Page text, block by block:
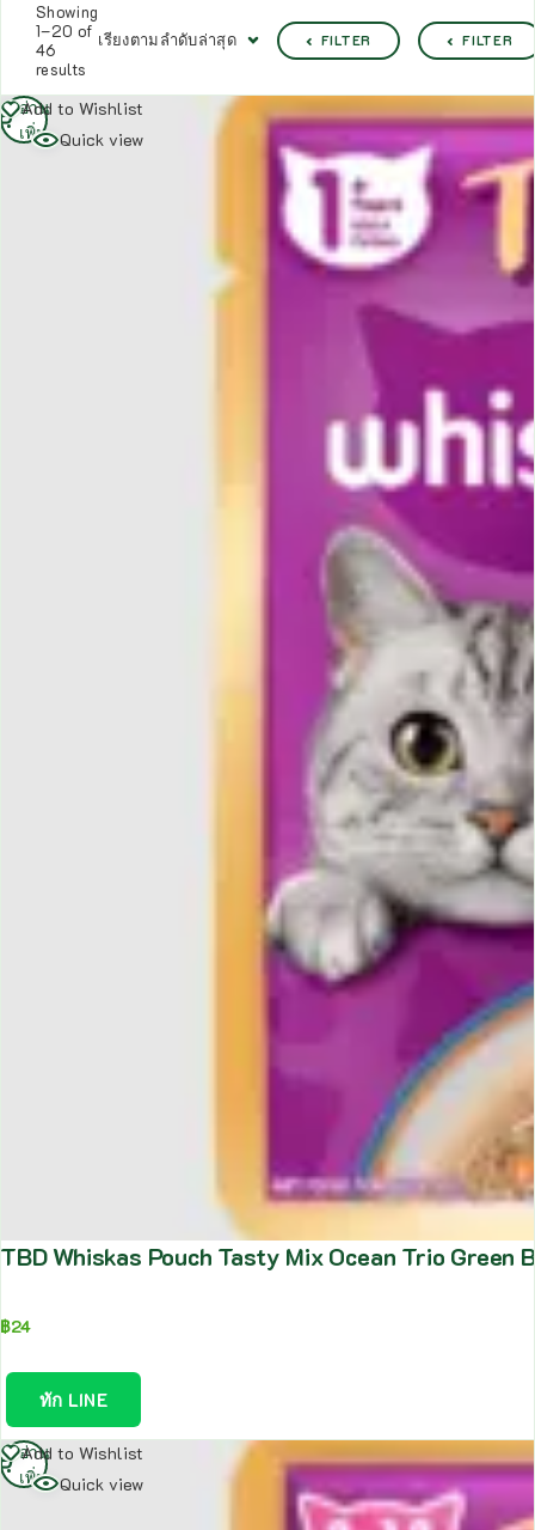
Showing
1–20 of
46
results
เรียงตามลำดับล่าสุด FILTER FILTER
Add to Wishlist
Quick view
TBD Whiskas Pouch Tasty Mix Ocean Trio
฿24
ทัก LINE
อ่าน
เพิ่ม
Add to Wishlist
Quick view
อ่าน
เพิ่ม